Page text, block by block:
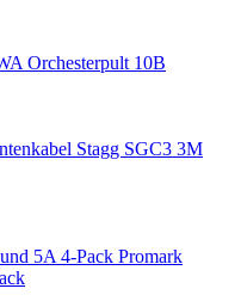
Orchesterpult 10B
Stagg SGC3 3M
Promark